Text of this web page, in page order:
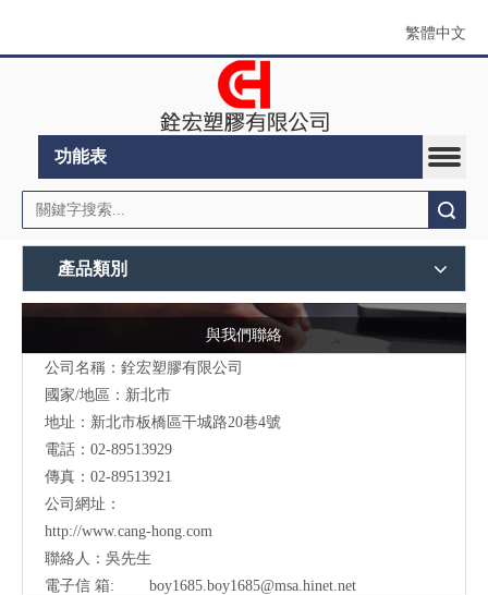
繁體中文
功能表
產品類別
與我們聯絡
公司名稱：銓宏塑膠有限公司
國家/地區：新北市
地址：新北市板橋區干城路20巷4號
電話：02-89513929
傳真：02-89513921
公司網址：
http://www.cang-hong.com
聯絡人：吳先生
電子信 箱: boy1685.boy1685@msa.hinet.net